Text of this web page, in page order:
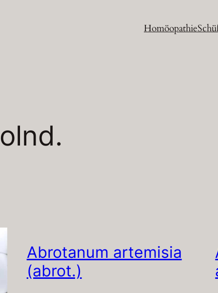
Homöopathie
olnd.
Abrotanum artemisia
(abrot.)